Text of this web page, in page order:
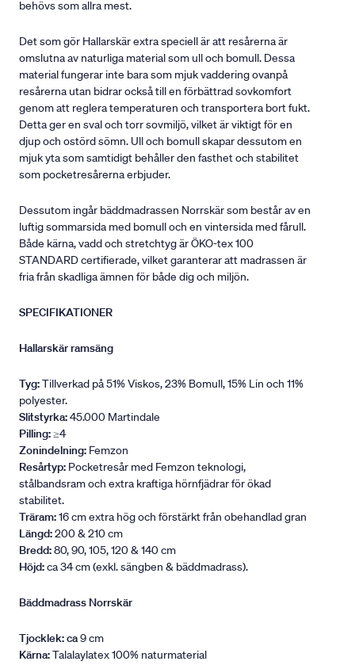
behövs som allra mest.
Det som gör Hallarskär extra speciell är att resårerna är
omslutna av naturliga material som ull och bomull. Dessa
material fungerar inte bara som mjuk vaddering ovanpå
resårerna utan bidrar också till en förbättrad sovkomfort
genom att reglera temperaturen och transportera bort fukt.
Detta ger en sval och torr sovmiljö, vilket är viktigt för en
djup och ostörd sömn. Ull och bomull skapar dessutom en
mjuk yta som samtidigt behåller den fasthet och stabilitet
som pocketresårerna erbjuder.
Dessutom ingår bäddmadrassen Norrskär som består av en
luftig sommarsida med bomull och en vintersida med fårull.
Både kärna, vadd och stretchtyg är ÖKO-tex 100
STANDARD certifierade, vilket garanterar att madrassen är
fria från skadliga ämnen för både dig och miljön.
SPECIFIKATIONER
Hallarskär ramsäng
Tyg:Tillverkad på 51% Viskos, 23% Bomull, 15% Lin och 11%
polyester.
Slitstyrka:45.000 Martindale
Pilling:≥4
Zonindelning: Femzon
Resårtyp: Pocketresår med Femzon teknologi,
stålbandsram och extra kraftiga hörnfjädrar för ökad
stabilitet.
Träram:16 cm extra hög och förstärkt från obehandlad gran
Längd:200 & 210 cm
Bredd:80, 90, 105, 120 & 140 cm
Höjd:ca 34 cm (exkl. sängben & bäddmadrass).
Bäddmadrass Norrskär
Tjocklek: ca9 cm
Kärna:Talalaylatex 100% naturmaterial